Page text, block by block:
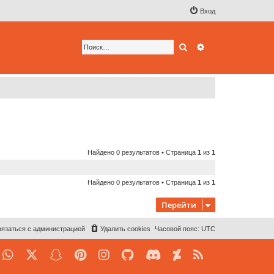
Вход
Поиск
Найдено 0 результатов • Страница 1 из 1
Найдено 0 результатов • Страница 1 из 1
Перейти
Часовой пояс: UTC
Удалить cookies
с администрацией